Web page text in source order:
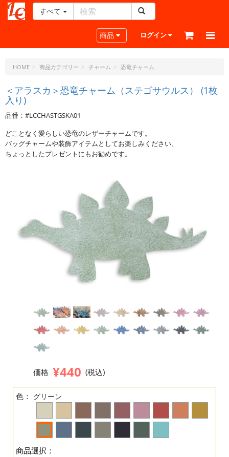
ー
ラ
ト・
ド
ッ
ト・
ジ
ェ
ー
すべて
Toggle navigation
商品 ログイン
HOME 商品カテゴリー チャーム 恐竜チャーム
＜アラスカ＞恐竜チャーム（ステゴサウルス） (1枚
入り)
品番：#LCCHASTGSKA01
どことなく愛らしい恐竜のレザーチャームです。
バッグチャームや装飾アイテムとしてお楽しみください。
ちょっとしたプレゼントにもお勧めです。
価格 ¥440 (税込)
色： グリーン
商品選択：